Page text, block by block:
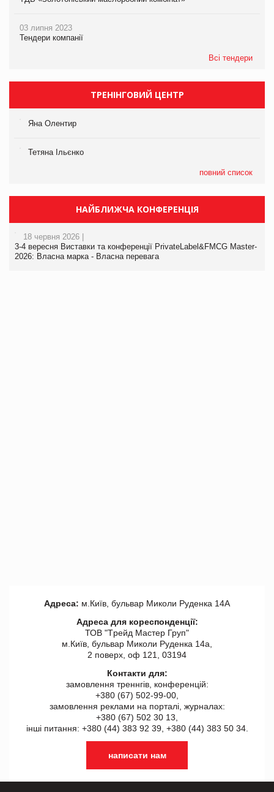
03 липня 2023
Тендери компанії
Всі тендери
ТРЕНІНГОВИЙ ЦЕНТР
Яна Олентир
Тетяна Ільєнко
повний список
НАЙБЛИЖЧА КОНФЕРЕНЦІЯ
18 червня 2026 |
3-4 вересня Виставки та конференції PrivateLabel&FMCG Master-
2026: Власна марка - Власна перевага
Адреса: м.Київ, бульвар Миколи Руденка 14А
Адреса для кореспонденції:
ТОВ "Tрейд Мастер Груп"
м.Київ, бульвар Миколи Руденка 14а,
2 поверх, оф 121, 03194
Контакти для:
замовлення треннгів, конференцій:
+380 (67) 502-99-00,
замовлення реклами на порталі, журналах:
+380 (67) 502 30 13,
інші питання: +380 (44) 383 92 39, +380 (44) 383 50 34.
написати нам